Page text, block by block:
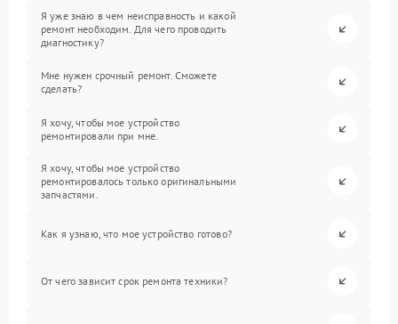
Я уже знаю в чем неисправность и какой
ремонт необходим. Для чего проводить
диагностику?
Мне нужен срочный ремонт. Сможете
сделать?
Я хочу, чтобы мое устройство
ремонтировали при мне.
Я хочу, чтобы мое устройство
ремонтировалось только оригинальными
запчастями.
Как я узнаю, что мое устройство готово?
От чего зависит срок ремонта техники?